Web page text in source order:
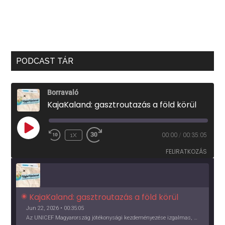
PODCAST TÁR
Borravaló
KajaKaland: gasztroutazás a föld körül
PLAY
EPISODE
1X 00:00 / 00:35:05
FELIRATKOZÁS
KajaKaland: gasztroutazás a föld körül
Jun 22, 2026 • 00:35:05
Az UNICEF Magyarország jótékonysági kezdeményezése izgalmas, egész éves világkörüli ízutazásra hív, igazi családi program és gasztroedukáció, illetve segítség a rászorulóknak is egyben.